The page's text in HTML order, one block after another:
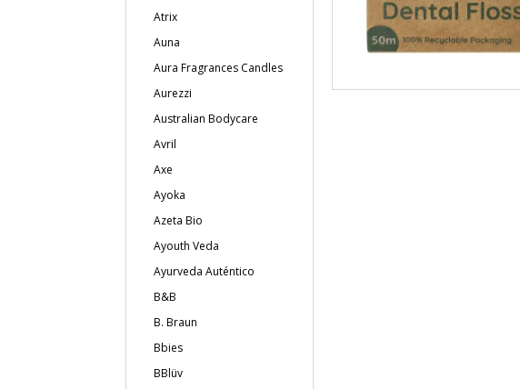
Atrix
Auna
Aura Fragrances Candles
Aurezzi
Australian Bodycare
Avril
Axe
Ayoka
Azeta Bio
Ayouth Veda
Ayurveda Auténtico
B&B
B. Braun
Bbies
BBlüv